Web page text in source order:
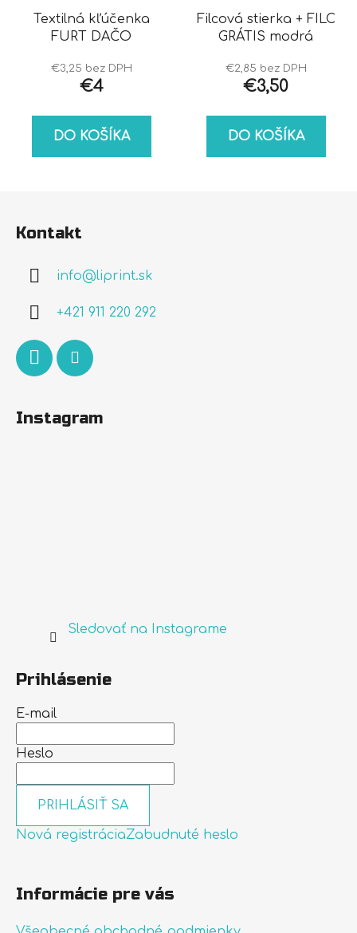
Textilná kľúčenka
FURT DAČO
€3,25 bez DPH
€4
DO KOŠÍKA
Filcová stierka + FILC
GRÁTIS modrá
€2,85 bez DPH
€3,50
DO KOŠÍKA
Kontakt
info@liprint.sk
+421 911 220 292
Instagram
Sledovať na Instagrame
Prihlásenie
E-mail
Heslo
PRIHLÁSIŤ SA
Nová registráciaZabudnuté heslo
Informácie pre vás